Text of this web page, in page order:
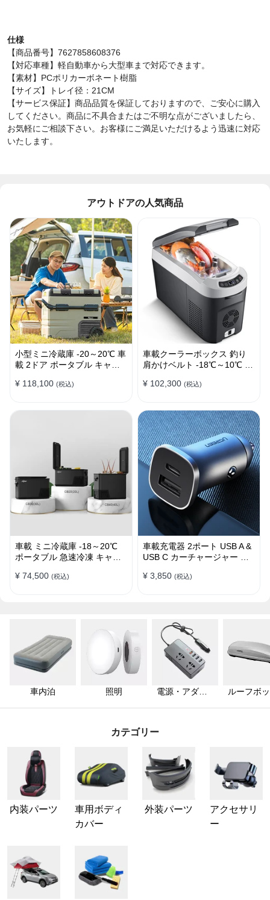
仕様
【商品番号】7627858608376
【対応車種】軽自動車から大型車まで対応できます。
【素材】PCポリカーボネート樹脂
【サイズ】トレイ径：21CM
【サービス保証】商品品質を保証しておりますので、ご安心に購入
してください。商品に不具合またはご不明な点がございましたら、
お気軽にご相談下さい。お客様にご満足いただけるよう迅速に対応
いたします。
アウトドアの人気商品
小型ミニ冷蔵庫 -20～20℃ 車
載 2ドア ポータブル キャン
¥ 118,100 (税込)
車載クーラーボックス 釣り
肩かけベルト -18℃～10℃ 冷
庭用
¥ 102,300 (税込)
車載 ミニ冷蔵庫 -18～20℃
ポータブル 急速冷凍 キャン
¥ 74,500 (税込)
車載充電器 2ポート USB A &
USB C カーチャージャー 急
¥ 3,850 (税込)
車内泊 照明
電源・アダプ
ルーフボ
カテゴリー
内装パーツ
車用ボディ
カバー
外装パーツ
アクセサリ
ー